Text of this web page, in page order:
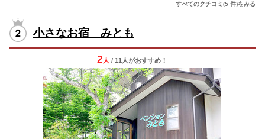
すべてのクチコミ(5 件)をみる
小さなお宿 みとも
2 人 / 11人がおすすめ！